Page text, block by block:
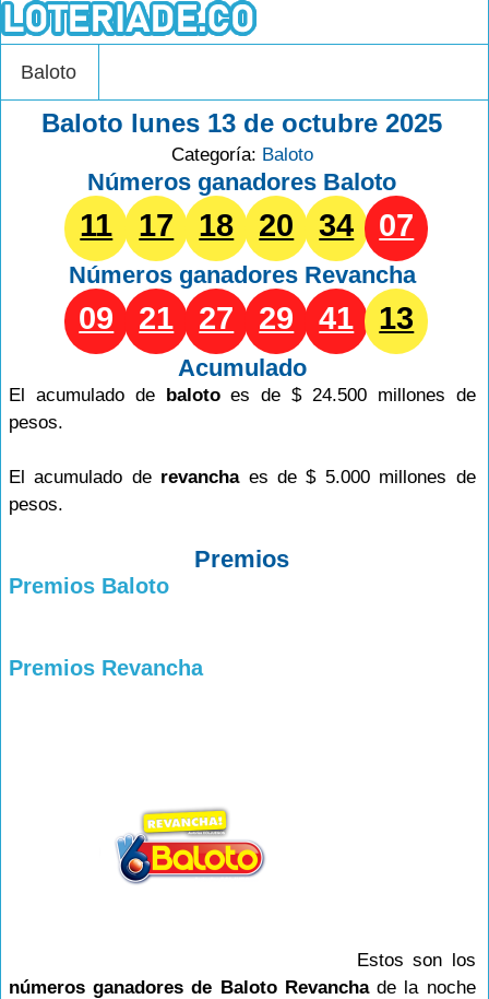
Baloto
Baloto lunes 13 de octubre 2025
Categoría: Baloto
Números ganadores Baloto
11 17 18 20 34 07
Números ganadores Revancha
09 21 27 29 41 13
Acumulado
El acumulado de balotoes de $ 24.500 millones de
pesos.
El acumulado de revanchaes de $ 5.000 millones de
pesos.
Premios
Premios Baloto
Premios Revancha
Estos son los
números ganadores de Baloto Revanchade la noche